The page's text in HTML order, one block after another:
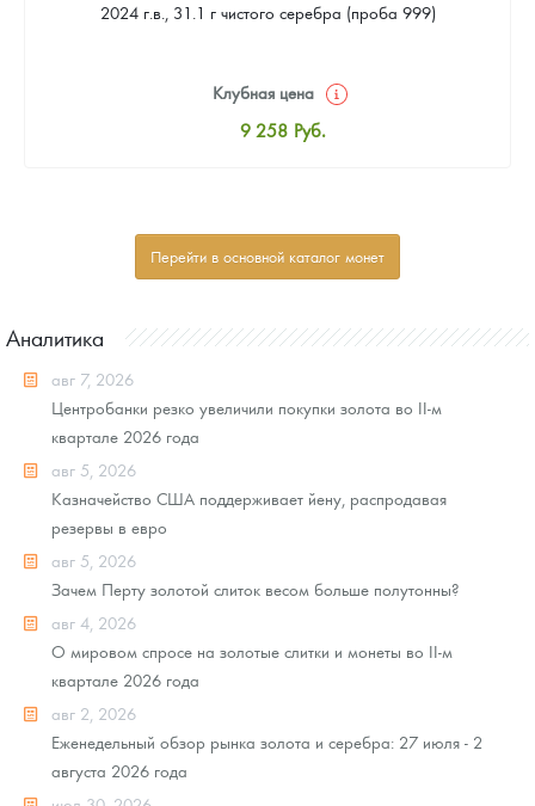
2024 г.в., 31.1 г чистого серебра (проба 999)
Клубная цена
9 258 Руб.
Звоните
Перейти в основной каталог монет
Аналитика
авг 7, 2026
Центробанки резко увеличили покупки золота во II-м
квартале 2026 года
авг 5, 2026
Казначейство США поддерживает йену, распродавая
резервы в евро
авг 5, 2026
Зачем Перту золотой слиток весом больше полутонны?
авг 4, 2026
О мировом спросе на золотые слитки и монеты во II-м
квартале 2026 года
авг 2, 2026
Еженедельный обзор рынка золота и серебра: 27 июля - 2
августа 2026 года